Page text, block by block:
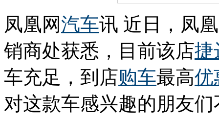
凤凰网汽车讯 近日，凤
销商处获悉，目前该店捷
车充足，到店购车最高优
对这款车感兴趣的朋友